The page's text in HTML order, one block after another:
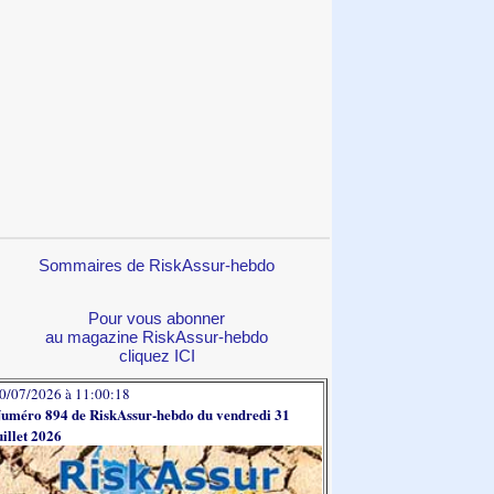
Sommaires de RiskAssur-hebdo
Pour vous abonner
au magazine RiskAssur-hebdo
cliquez ICI
07/2026 à 11:00:18
894 de RiskAssur-hebdo du vendredi 31
2026